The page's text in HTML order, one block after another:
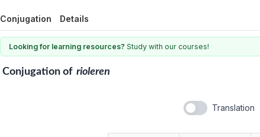
Conjugation Details
Looking for learning resources? Study with our courses!
Conjugationof rioleren
Translation